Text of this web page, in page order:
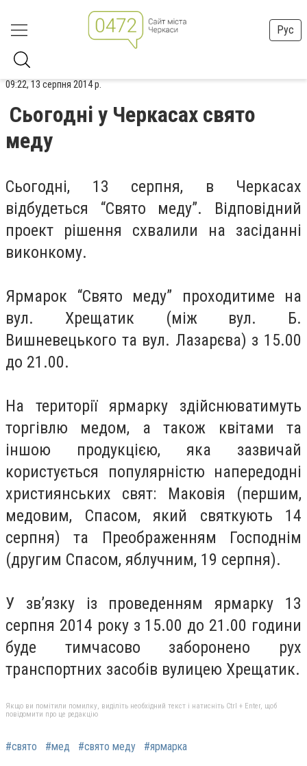
Рус
09:22, 13 серпня 2014 р.
Сьогодні у Черкасах свято
меду
Сьогодні, 13 серпня, в Черкасах
відбудеться “Свято меду”. Відповідний
проект рішення схвалили на засіданні
виконкому.
Ярмарок “Свято меду” проходитиме на
вул. Хрещатик (між вул. Б.
Вишневецького та вул. Лазарєва) з 15.00
до 21.00.
На території ярмарку здійснюватимуть
торгівлю медом, а також квітами та
іншою продукцією, яка зазвичай
користується популярністю напередодні
християнських свят: Маковія (першим,
медовим, Спасом, який святкують 14
серпня) та Преображенням Господнім
(другим Спасом, яблучним, 19 серпня).
У зв’язку із проведенням ярмарку 13
серпня 2014 року з 15.00 до 21.00 години
буде тимчасово заборонено рух
транспортних засобів вулицею Хрещатик.
Якщо ви помітили помилку, виділіть необхідний текст і натисніть Ctrl + Enter, щоб
повідомити про це редакцію
#свято #мед #свято меду #ярмарка